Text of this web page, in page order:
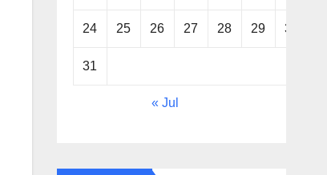
24 25 26 27 28 29 30
31
« Jul